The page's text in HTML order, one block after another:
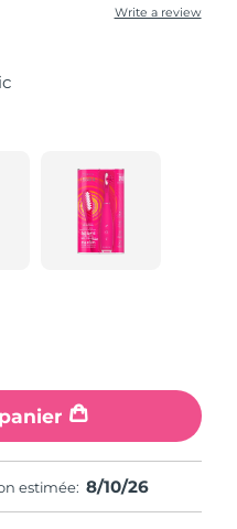
Write a review
estimée: 8/10/26